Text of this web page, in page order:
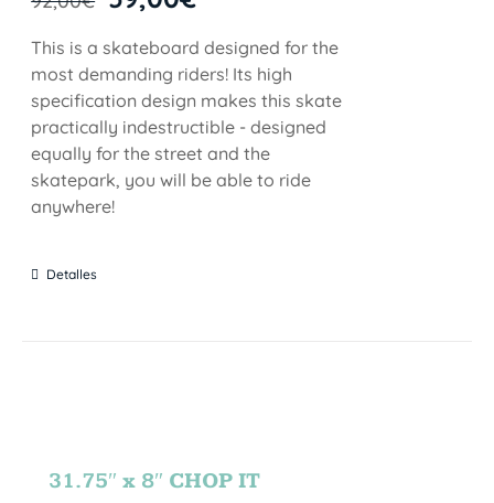
This is a skateboard designed for the
most demanding riders! Its high
specification design makes this skate
practically indestructible - designed
equally for the street and the
skatepark, you will be able to ride
anywhere!
Detalles
31.75″ x 8″ CHOP IT